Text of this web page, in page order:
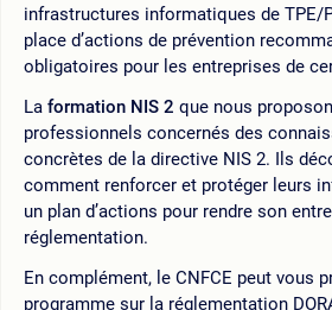
infrastructures informatiques de TPE/
place d’actions de prévention
obligatoires pour les entreprises de
La formation NIS 2 que nous
professionnels concernés des
concrètes de la directive NIS 2. Ils
comment renforcer et protéger leurs
un plan d’actions pour rendre son
réglementation.
En complément, le CNFCE peut vous
programme sur la réglementation